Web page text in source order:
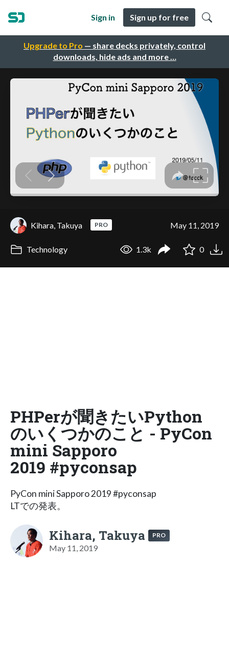
Upgrade to Pro — share decks privately, control
downloads, hide ads and more …
Sign in Sign up for free
Kihara, Takuya PRO May 11, 2019
Technology 1.3k 0
PHPerが聞きたいPython
のいくつかのこと - PyCon
mini Sapporo
2019 #pyconsap
PyCon mini Sapporo 2019 #pyconsap
LTでの発表。
Kihara, Takuya PRO
May 11, 2019